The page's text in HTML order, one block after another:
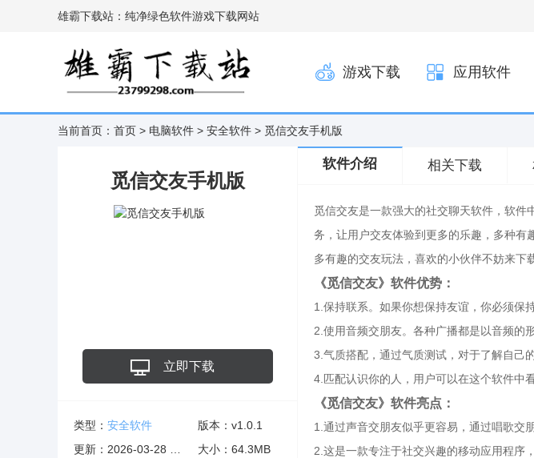
雄霸下载站：纯净绿色软件游戏下载网站
游戏下载 应用软件
当前首页： 首页 > 电脑软件 > 安全软件 > 觅信交友手机版
觅信交友手机版
立即下载
类型： 安全软件
版本：v1.0.1
大小：64.3MB
软件介绍 相关下载
觅信交友是一款强大的社交聊天软件，软
务，让用户交友体验到更多的乐趣，多种有
多有趣的交友玩法，喜欢的小伙伴不妨来下
《觅信交友》软件优势：
1.保持联系。如果你想保持友谊，你必须保
2.使用音频交朋友。各种广播都是以音频的
3.气质搭配，通过气质测试，对于了解自己
4.匹配认识你的人，用户可以在这个软件中
《觅信交友》软件亮点：
1.通过声音交朋友似乎更容易，通过唱歌交
2.这是一款专注于社交兴趣的移动应用程序